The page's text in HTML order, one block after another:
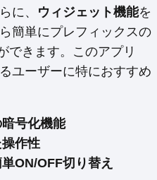
に、 ウィジェット機能を
簡単にプレフィックスの
できます。このアプリ
ユーザーに特におすすめ
号化機能
作性
ON/OFF切り替え